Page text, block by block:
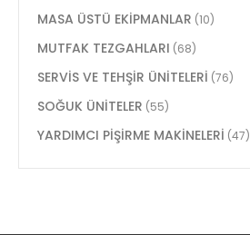
MASA ÜSTÜ EKİPMANLAR (10)
MUTFAK TEZGAHLARI (68)
SERVİS VE TEHŞİR ÜNİTELERİ (76)
SOĞUK ÜNİTELER (55)
YARDIMCI PİŞİRME MAKİNELERİ (47)